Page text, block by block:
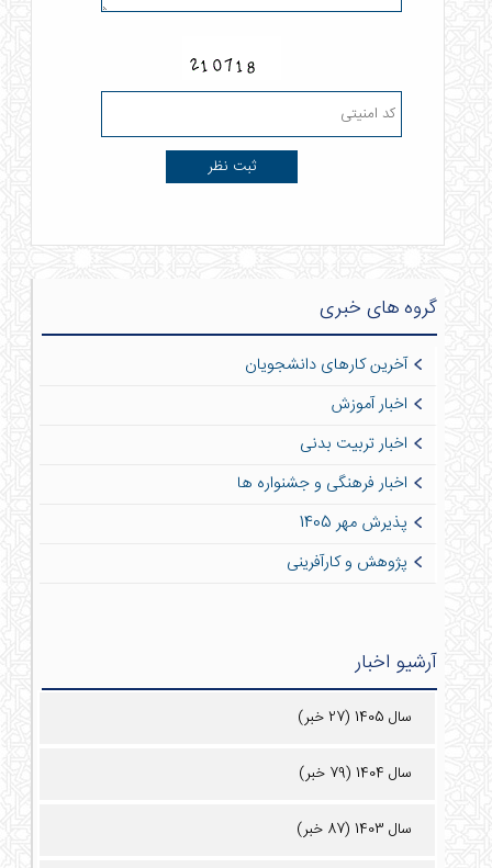
گروه های خبری
آخرین کارهای دانشجویان
اخبار آموزش
اخبار تربیت بدنی
اخبار فرهنگی و جشنواره ها
پذیرش مهر 1405
پژوهش و کارآفرینی
آرشیو اخبار
سال 1405 (27 خبر)
سال 1404 (79 خبر)
سال 1403 (87 خبر)